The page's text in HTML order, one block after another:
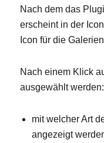
Nach dem das
erscheint in der
Icon für die
Nach einem Klick
ausgewählt werden:
mit welcher Art
angezeigt